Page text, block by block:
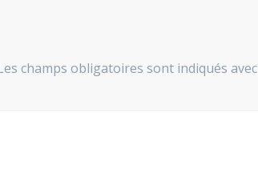
champs obligatoires sont indiqués avec